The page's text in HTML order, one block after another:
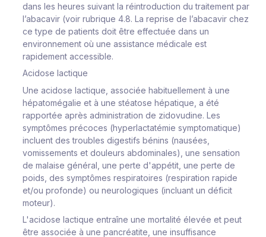
dans les heures suivant la réintroduction du traitement par
l’abacavir (voir rubrique 4.8. La reprise de l’abacavir chez
ce type de patients doit être effectuée dans un
environnement où une assistance médicale est
rapidement accessible.
Acidose lactique
Une acidose lactique, associée habituellement à une
hépatomégalie et à une stéatose hépatique, a été
rapportée après administration de zidovudine. Les
symptômes précoces (hyperlactatémie symptomatique)
incluent des troubles digestifs bénins (nausées,
vomissements et douleurs abdominales), une sensation
de malaise général, une perte d'appétit, une perte de
poids, des symptômes respiratoires (respiration rapide
et/ou profonde) ou neurologiques (incluant un déficit
moteur).
L'acidose lactique entraîne une mortalité élevée et peut
être associée à une pancréatite, une insuffisance